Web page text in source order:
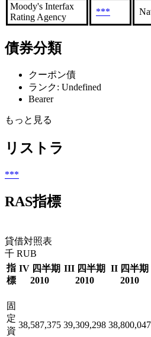
Moody's Interfax
Rating Agency
***
債券分類
クーポン債
ランク: Undefined
Bearer
もっと見る
リストラ
***
RAS指標
貸借対照表
千 RUB
指
標
IV 四半期
2010
III 四半期
2010
II 四半期
2010
固
定
資
38,587,375 39,309,298 38,800,047